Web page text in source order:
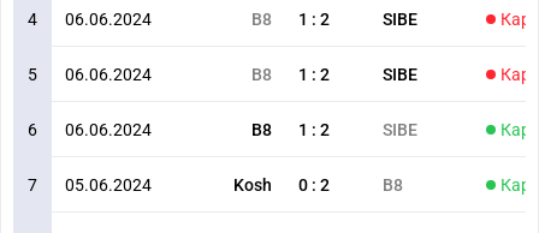
4 06.06.2024 B8 SIBE
1 : 2
5 06.06.2024 B8 SIBE
1 : 2
6 06.06.2024 B8 SIBE
1 : 2
7 05.06.2024 Kosh B8
0 : 2